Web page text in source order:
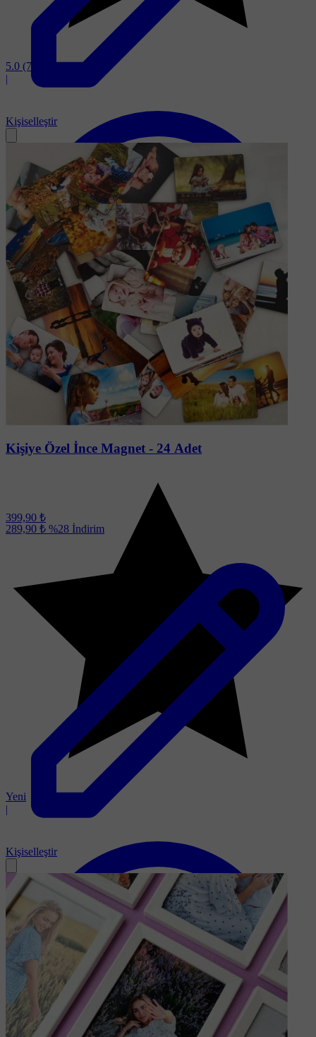
5.0 (7)
|
(3)
Kişiselleştir
Kişiye Özel İnce Magnet - 24 Adet
Yeni
|
399,90 ₺
289,90 ₺ %28 İndirim
Kişiselleştir